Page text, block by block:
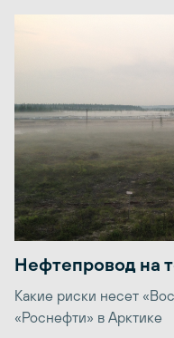
Нефтепровод на
Какие риски несет
«Роснефти» в Арктике